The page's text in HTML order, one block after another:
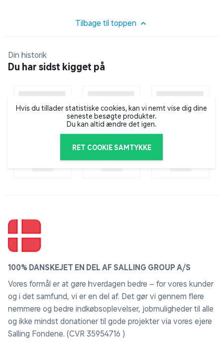
Tilbage til toppen
Din historik
Du har sidst kigget på
Hvis du tillader statistiske cookies, kan vi nemt vise dig dine
seneste besøgte produkter.
Du kan altid ændre det igen.
RET COOKIE SAMTYKKE
100% DANSKEJET EN DEL AF SALLING GROUP A/S
Vores formål er at gøre hverdagen bedre – for vores kunder
og i det samfund, vi er en del af. Det gør vi gennem flere
nemmere og bedre indkøbsoplevelser, jobmuligheder til alle
og ikke mindst donationer til gode projekter via vores ejere
Salling Fondene. (CVR 35954716 )